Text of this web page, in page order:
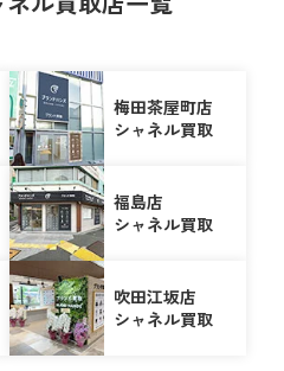
梅田茶屋町店
シャネル買取
福島店
シャネル買取
吹田江坂店
シャネル買取